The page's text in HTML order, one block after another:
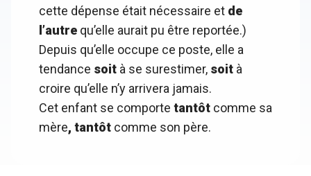
cette dépense était nécessaire et de
l’autre qu’elle aurait pu être reportée.)
Depuis qu’elle occupe ce poste, elle a
tendance soit à se surestimer, soit à
croire qu’elle n’y arrivera jamais.
Cet enfant se comporte tantôt comme sa
mère, tantôt comme son père.